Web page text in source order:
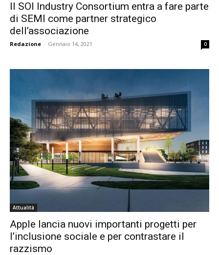
Il SOI Industry Consortium entra a fare parte
di SEMI come partner strategico
dell’associazione
Redazione - Gennaio 14, 2021 0
Attualità
Apple lancia nuovi importanti progetti per
l’inclusione sociale e per contrastare il
razzismo